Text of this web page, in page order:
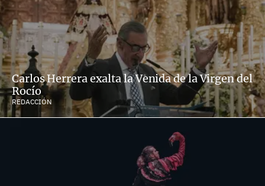
Carlos Herrera exalta la Venida de la Virgen del
Rocío
REDACCIÓN